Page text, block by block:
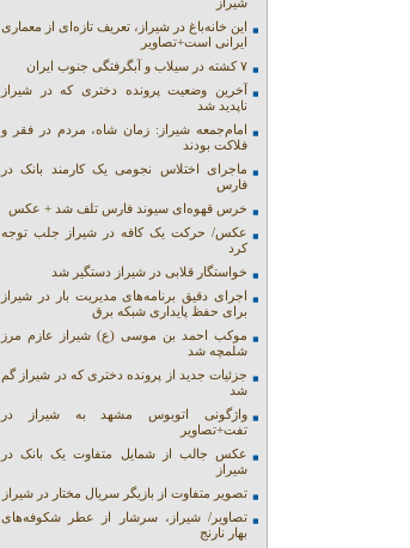
این خانه‌باغ در شیراز، تعریف تازه‌ای از معماری
ایرانی است+تصاویر
۷ کشته در سیلاب و آبگرفتگی جنوب ایران
آخرین وضعیت پرونده دختری که در شیراز
ناپدید شد
امام‌جمعه شیراز: زمان شاه، مردم در فقر و
فلاکت بودند
ماجرای اختلاس نجومی یک کارمند بانک در
فارس
خرس قهوه‌ای سیوند فارس تلف شد + عکس
عکس/ حرکت یک کافه در شیراز جلب توجه
کرد
خواستگار قلابی در شیراز دستگیر شد
اجرای دقیق برنامه‌های مدیریت بار در شیراز
برای حفظ پایداری شبکه برق
موکب احمد بن موسی (ع) شیراز عازم مرز
شلمچه شد
جزئیات جدید از پرونده دختری که در شیراز گم
شد
واژگونی اتوبوس مشهد به شیراز در
تفت+تصاویر
عکس جالب از شمایل متفاوت یک بانک در
شیراز
تصویر متفاوت از بازیگر سریال مختار در شیراز
تصاویر/ شیراز، سرشار از عطر شکوفه‌های
بهار نارنج